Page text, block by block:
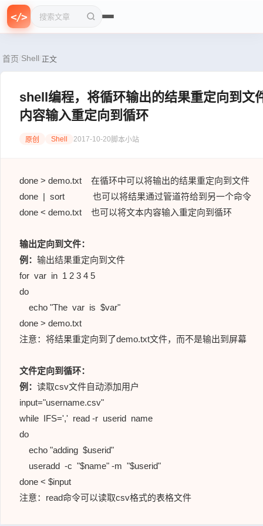
=
0
</> 搜索文章
首页 Shell 正文
shell编程，将循环输出的结果重定向到文
内容输入重定向到循环
原创 Shell 2017-10-20脚本小站
done > demo.txt 在循环中可以将输出的结果重定向到文件
done | sort 也可以将结果通过管道符给到另一个命令
done < demo.txt 也可以将文本内容输入重定向到循环
输出定向到文件：
例： 输出结果重定向到文件
for var in 1 2 3 4 5
do
echo "The var is $var"
done > demo.txt
注意：将结果重定向到了demo.txt文件，而不是输出到屏幕
文件定向到循环：
例： 读取csv文件自动添加用户
input="username.csv"
while IFS=',' read -r userid name
do
echo "adding $userid"
useradd -c "$name" -m "$userid"
done < $input
注意：read命令可以读取csv格式的表格文件